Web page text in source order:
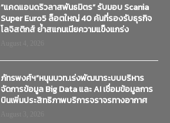
“แคดแอนดริวลาสพันธมิตร” รับมอบ Scania
Super Euro5 ล็อตใหญ่ 40 คันที่รองรับธุรกิจ
โลจิสติกส์ ย้ำสแกนเนียความแข็งแกร่ง
ภัทรพงศ์ฯ”หนุนบวท.เร่งพัฒนาระบบบริหาร
จัดการข้อมูล Big Data และ AI เชื่อมข้อมูลการ
บินเพิ่มประสิทธิภาพบริการจราจรทางอากาศ